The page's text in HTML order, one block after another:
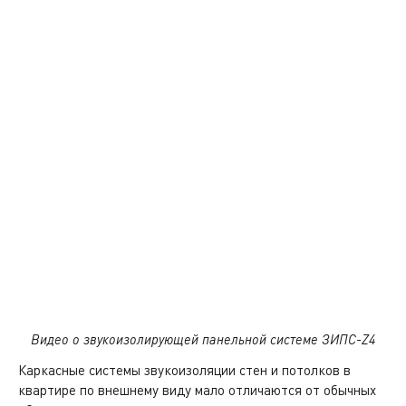
Видео о звукоизолирующей панельной системе ЗИПС-Z4
Каркасные системы звукоизоляции стен и потолков в
квартире по внешнему виду мало отличаются от обычных